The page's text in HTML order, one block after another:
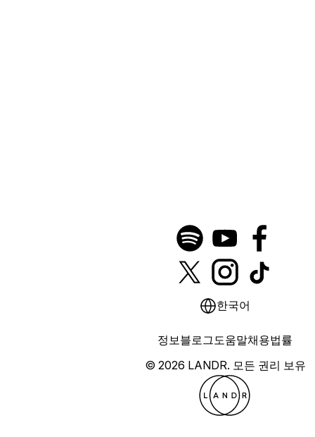
한국어
© 2026 LANDR. 모든 권리 보유
정보블로그도움말채용법률